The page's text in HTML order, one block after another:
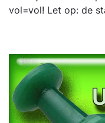
vol=vol! Let op: de